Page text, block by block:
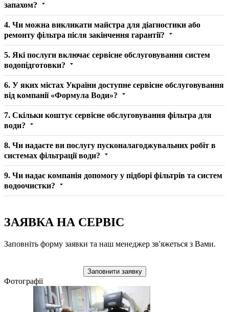
запахом?
4. Чи можна викликати майстра для діагностики або
ремонту фільтра після закінчення гарантії?
5. Які послуги включає сервісне обслуговування систем
водопідготовки?
6. У яких містах України доступне сервісне обслуговування
від компанії «Формула Води»?
7. Скільки коштує сервісне обслуговування фільтра для
води?
8. Чи надаєте ви послугу пусконалагоджувальних робіт в
системах фільтрації води?
9. Чи надає компанія допомогу у підборі фільтрів та систем
водоочистки?
ЗАЯВКА НА СЕРВІС
Заповніть форму заявки та наш менеджер зв'яжеться з Вами.
Заповнити заявку
Фотографії